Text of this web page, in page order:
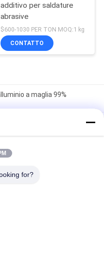
additivo per saldature
abrasive
$600-1030 PER TON MOQ:1 kg
CONTATTO
a maglia 99%
Mesh Sodium Cryolite CAS
sodio Composto chimico
di produzione
for?